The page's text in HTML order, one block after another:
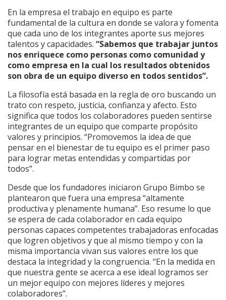
En la empresa el trabajo en equipo es parte
fundamental de la cultura en donde se valora y fomenta
que cada uno de los integrantes aporte sus mejores
talentos y capacidades. “Sabemos que trabajar juntos
nos enriquece como personas como comunidad y
como empresa en la cual los resultados obtenidos
son obra de un equipo diverso en todos sentidos”.
La filosofía está basada en la regla de oro buscando un
trato con respeto, justicia, confianza y afecto. Esto
significa que todos los colaboradores pueden sentirse
integrantes de un equipo que comparte propósito
valores y principios. “Promovemos la idea de que
pensar en el bienestar de tu equipo es el primer paso
para lograr metas entendidas y compartidas por
todos”.
Desde que los fundadores iniciaron Grupo Bimbo se
plantearon que fuera una empresa “altamente
productiva y plenamente humana”. Eso resume lo que
se espera de cada colaborador en cada equipo
personas capaces competentes trabajadoras enfocadas
que logren objetivos y que al mismo tiempo y con la
misma importancia vivan sus valores entre los que
destaca la integridad y la congruencia. “En la medida en
que nuestra gente se acerca a ese ideal logramos ser
un mejor equipo con mejores líderes y mejores
colaboradores”.